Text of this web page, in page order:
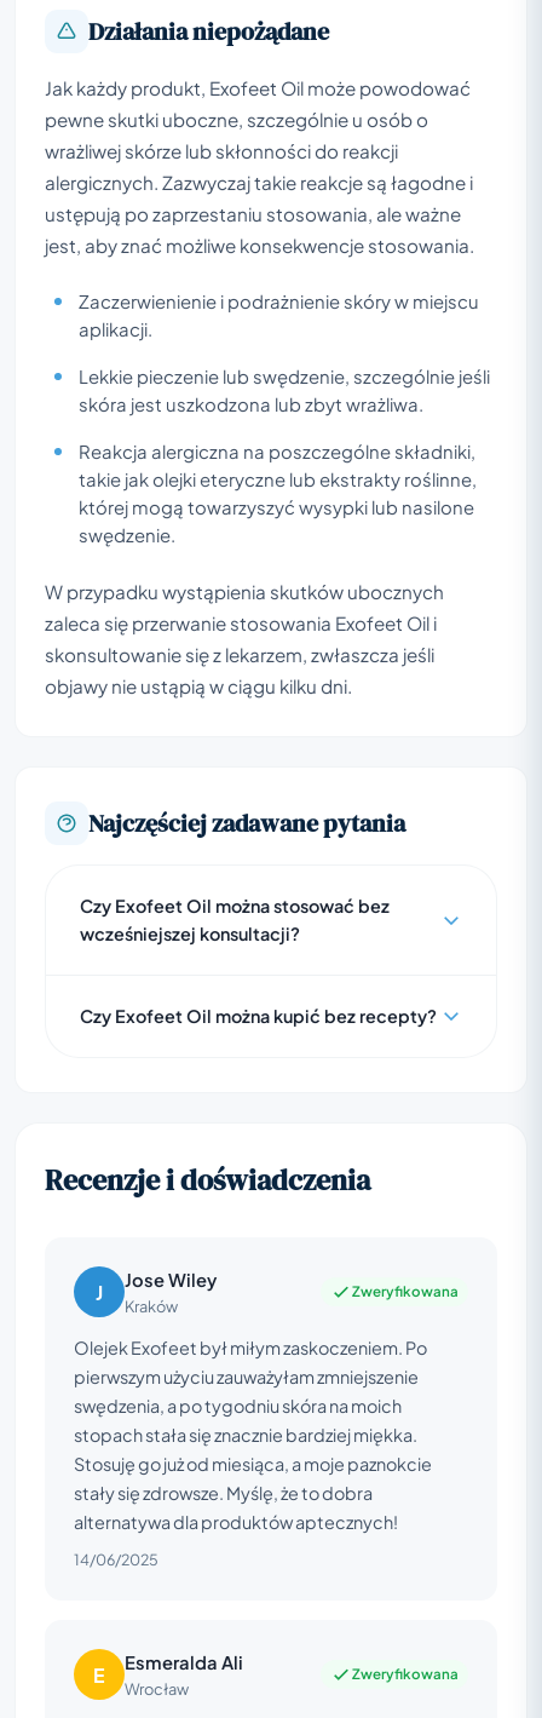
Działania niepożądane
Jak każdy produkt, Exofeet Oil może powodować
pewne skutki uboczne, szczególnie u osób o
wrażliwej skórze lub skłonności do reakcji
alergicznych. Zazwyczaj takie reakcje są łagodne i
ustępują po zaprzestaniu stosowania, ale ważne
jest, aby znać możliwe konsekwencje stosowania.
Zaczerwienienie i podrażnienie skóry w miejscu
aplikacji.
Lekkie pieczenie lub swędzenie, szczególnie jeśli
skóra jest uszkodzona lub zbyt wrażliwa.
Reakcja alergiczna na poszczególne składniki,
takie jak olejki eteryczne lub ekstrakty roślinne,
której mogą towarzyszyć wysypki lub nasilone
swędzenie.
W przypadku wystąpienia skutków ubocznych
zaleca się przerwanie stosowania Exofeet Oil i
skonsultowanie się z lekarzem, zwłaszcza jeśli
objawy nie ustąpią w ciągu kilku dni.
Najczęściej zadawane pytania
Czy Exofeet Oil można stosować bez
wcześniejszej konsultacji?
Czy Exofeet Oil można kupić bez recepty?
Recenzje i doświadczenia
J Jose Wiley
Kraków
Zweryfikowana
Olejek Exofeet był miłym zaskoczeniem. Po
pierwszym użyciu zauważyłam zmniejszenie
swędzenia, a po tygodniu skóra na moich
stopach stała się znacznie bardziej miękka.
Stosuję go już od miesiąca, a moje paznokcie
stały się zdrowsze. Myślę, że to dobra
alternatywa dla produktów aptecznych!
14/06/2025
E Esmeralda Ali
Wrocław
Zweryfikowana